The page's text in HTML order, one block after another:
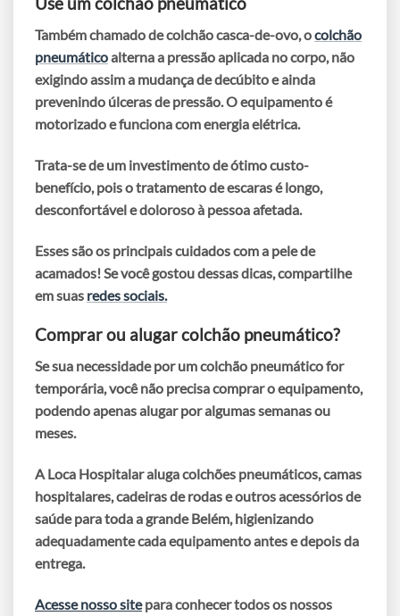
Também chamado decolchão casca-de-ovo, ocolchão
pneumáticoalterna a pressão aplicada no corpo, não
exigindo assim a mudança de decúbito e ainda
prevenindo úlceras de pressão. O equipamento é
motorizado e funciona com energia elétrica.
Trata-se de um investimento de ótimo custo-
benefício, pois o tratamento de escaras é longo,
desconfortável e doloroso à pessoa afetada.
Esses são os principais cuidados com a pele de
acamados! Se você gostou dessas dicas, compartilhe
em suas redes sociais.
Comprar ou alugar colchão pneumático?
Se sua necessidade por um colchão pneumático for
temporária, você não precisa comprar o equipamento,
podendo apenasalugarpor algumas semanas ou
meses.
A Loca Hospitalar aluga colchões pneumáticos, camas
hospitalares, cadeiras de rodas e outros acessórios de
saúde para toda a grande Belém, higienizando
adequadamente cada equipamento antes e depois da
entrega.
Acesse nosso sitepara conhecer todos os nossos